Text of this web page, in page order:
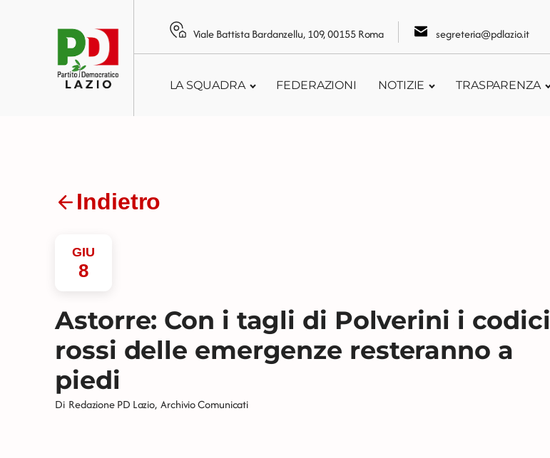
Viale Battista Bardanzellu, 109, 00155 Roma segreteria@pdlazio.it
LA SQUADRA FEDERAZIONI NOTIZIE TRASPARENZA
Indietro
GIU
8
Astorre: Con i tagli di Polverini i codici
rossi delle emergenze resteranno a
piedi
Di Redazione PD Lazio, Archivio Comunicati